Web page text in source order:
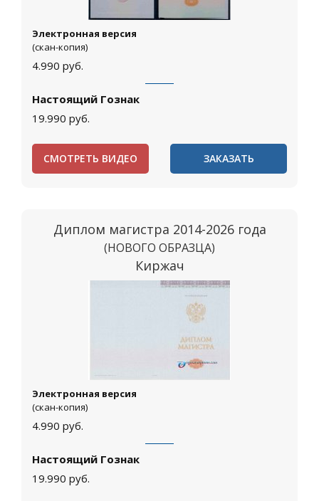
Электронная версия
(скан-копия)
4.990 руб.
Настоящий Гознак
19.990 руб.
СМОТРЕТЬ ВИДЕО ЗАКАЗАТЬ
Диплом магистра 2014-2026 года
(НОВОГО ОБРАЗЦА)
Киржач
Электронная версия
(скан-копия)
4.990 руб.
Настоящий Гознак
19.990 руб.